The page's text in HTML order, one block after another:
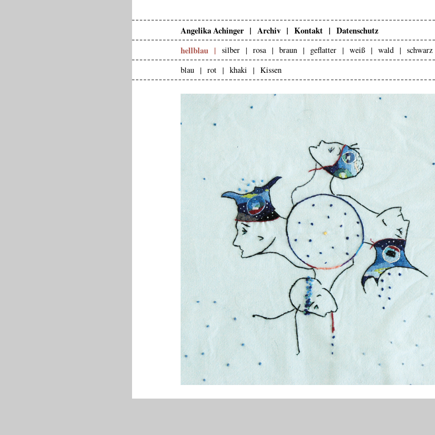
Angelika Achinger | Archiv | Kontakt | Datenschutz
hellblau | silber | rosa | braun | geflatter | weiß | wald |
blau | rot | khaki | Kissen